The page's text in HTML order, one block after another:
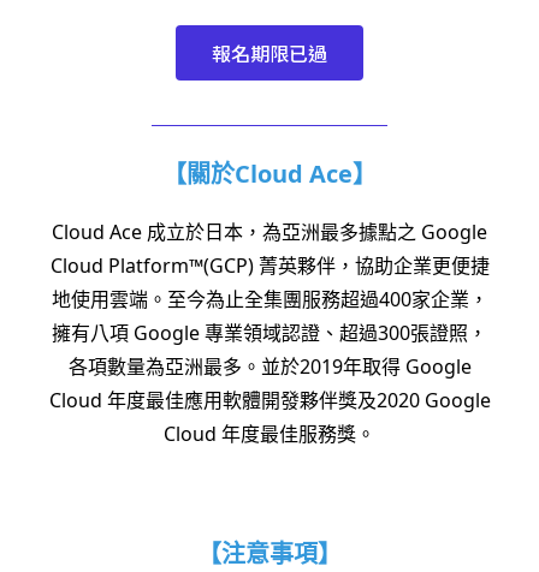
報名期限已過
【關於Cloud Ace】
Cloud Ace 成立於日本，為亞洲最多據點之 Google
Cloud Platform™(GCP) 菁英夥伴，協助企業更便捷
地使用雲端。至今為止全集團服務超過400家企業，
擁有八項 Google 專業領域認證、超過300張證照，
各項數量為亞洲最多。並於2019年取得 Google
Cloud 年度最佳應用軟體開發夥伴獎及2020 Google
Cloud 年度最佳服務獎。
【注意事項】